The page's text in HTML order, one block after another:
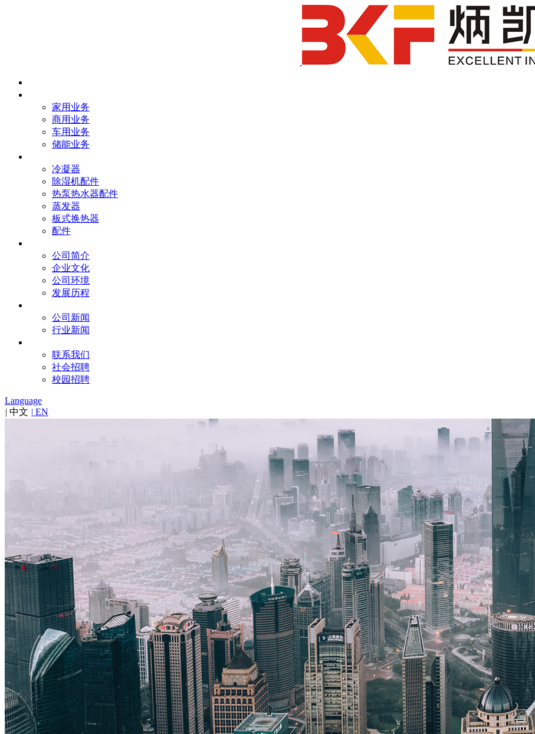
家用业务
商用业务
车用业务
储能业务
冷凝器
除湿机配件
热泵热水器配件
蒸发器
板式换热器
配件
公司简介
企业文化
公司环境
发展历程
公司新闻
行业新闻
联系我们
社会招聘
校园招聘
Language
| 中文 | EN